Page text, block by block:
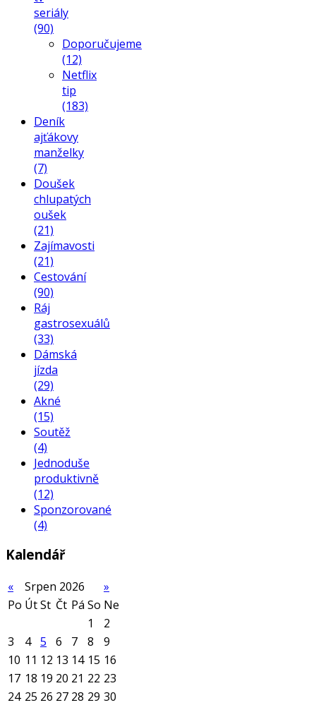
seriály
(90)
Doporučujeme
(12)
Netflix
tip
(183)
Deník
ajťákovy
manželky
(7)
Doušek
chlupatých
oušek
(21)
Zajímavosti
(21)
Cestování
(90)
Ráj
gastrosexuálů
(33)
Dámská
jízda
(29)
Akné
(15)
Soutěž
(4)
Jednoduše
produktivně
(12)
Sponzorované
(4)
Kalendář
« Srpen 2026
»
Po ÚtSt Čt Pá So Ne
1
2
3
4 5 6 7 8
9
10 11 12 13 14 15 16
17 18 19 20 21 22 23
24 25 26 27 28 29 30